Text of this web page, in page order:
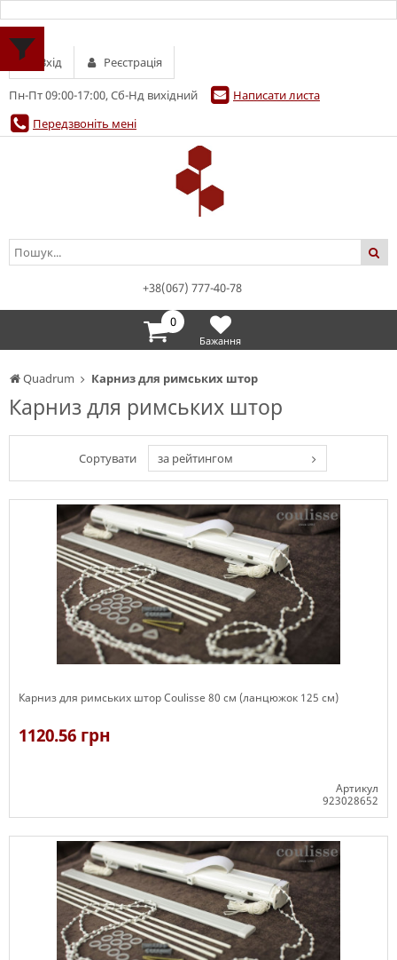
Quadrum Карниз для римських штор
Карниз для римських штор
Сортувати за рейтингом
Карниз для римських штор Coulisse 80 см (ланцюжок 125 см)
1120.56 грн
Артикул
923028652
Пн-Пт 09:00-17:00, Сб-Нд вихідний
Написати листа
Передзвоніть мені
Вхід Реєстрація
+38(067) 777-40-78
0
Бажання